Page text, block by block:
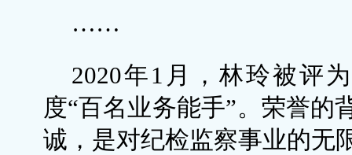
……
2020年1月，林玲被评
度“百名业务能手”。荣誉的
诚，是对纪检监察事业的无